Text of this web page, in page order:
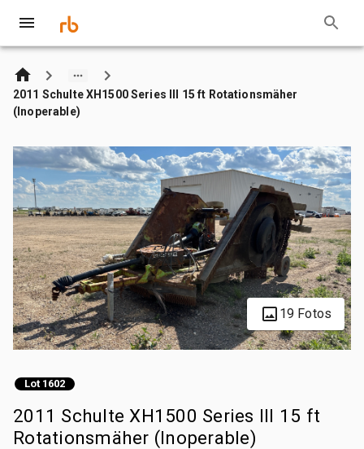
2011 Schulte XH1500 Series III 15 ft Rotationsmäher
(Inoperable)
19 Fotos
Lot 1602
2011 Schulte XH1500 Series III 15 ft
Rotationsmäher (Inoperable)